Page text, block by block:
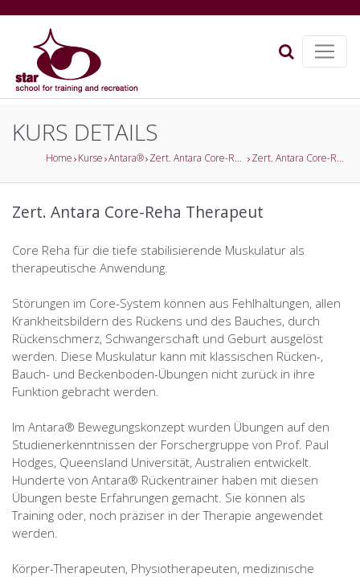
KURS DETAILS
Home Kurse Antara® Zert. Antara Core-Reha Therapeut Zert. Antara Core-Reha Therapeut
Zert. Antara Core-Reha Therapeut
Core Reha für die tiefe stabilisierende Muskulatur als
therapeutische Anwendung.
Störungen im Core-System können aus Fehlhaltungen, allen
Krankheitsbildern des Rückens und des Bauches, durch
Rückenschmerz, Schwangerschaft und Geburt ausgelöst
werden. Diese Muskulatur kann mit klassischen Rücken-,
Bauch- und Beckenboden-Übungen nicht zurück in ihre
Funktion gebracht werden.
Im Antara® Bewegungskonzept wurden Übungen auf den
Studienerkenntnissen der Forschergruppe von Prof. Paul
Hodges, Queensland Universität, Australien entwickelt.
Hunderte von Antara® Rückentrainer haben mit diesen
Übungen beste Erfahrungen gemacht. Sie können als
Training oder, noch präziser in der Therapie angewendet
werden.
Körper-Therapeuten, Physiotherapeuten, medizinische